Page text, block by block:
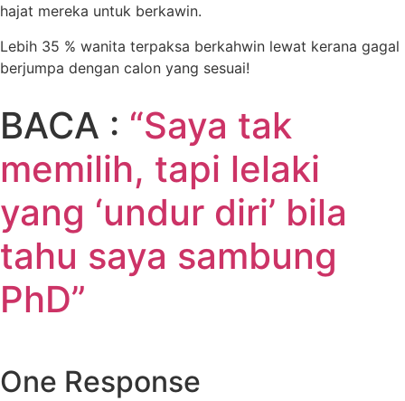
hajat mereka untuk berkawin.
Lebih 35 % wanita terpaksa berkahwin lewat kerana gagal
berjumpa dengan calon yang sesuai!
BACA : “Saya tak
memilih, tapi lelaki
yang ‘undur diri’ bila
tahu saya sambung
PhD”
One Response